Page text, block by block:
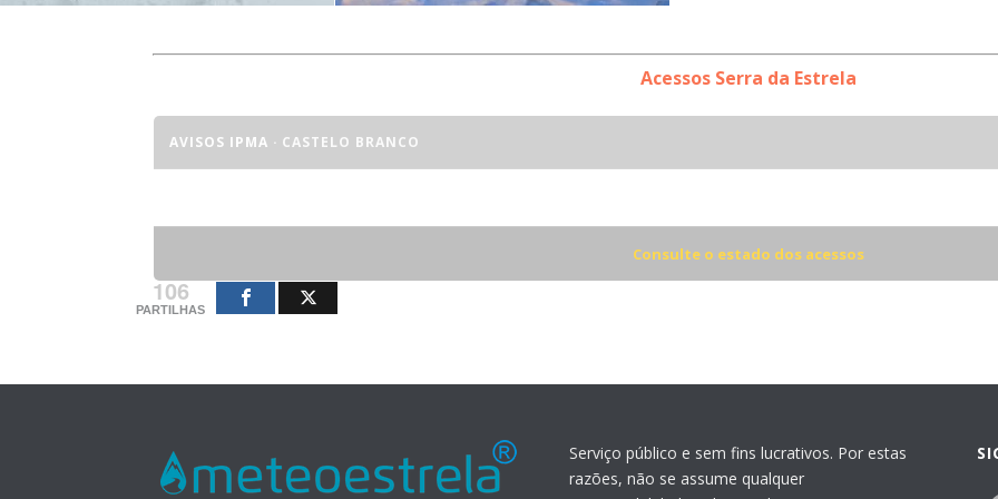
Acessos Serra da Estrela
AVISOS IPMA · CASTELO BRANCO
Consulte o estado dos acessos
106
PARTILHAS
Serviço público e sem fins lucrativos. Por estas
razões, não se assume qualquer